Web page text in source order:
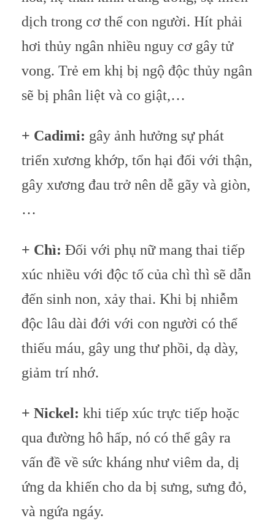
dịch trong cơ thể con người. Hít phải
hơi thủy ngân nhiều nguy cơ gây tử
vong. Trẻ em khị bị ngộ độc thủy ngân
sẽ bị phân liệt và co giật,…
+ Cadimi: gây ảnh hưởng sự phát
triển xương khớp, tổn hại đối với thận,
gây xương đau trở nên dễ gãy và giòn,
…
+ Chì: Đối với phụ nữ mang thai tiếp
xúc nhiều với độc tố của chì thì sẽ dẫn
đến sinh non, xảy thai. Khi bị nhiễm
độc lâu dài đới với con người có thể
thiếu máu, gây ung thư phồi, dạ dày,
giảm trí nhớ.
+ Nickel: khi tiếp xúc trực tiếp hoặc
qua đường hô hấp, nó có thể gây ra
vấn đề về sức kháng như viêm da, dị
ứng da khiến cho da bị sưng, sưng đỏ,
và ngứa ngáy.